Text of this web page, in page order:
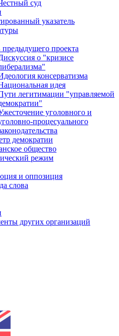
суд
указатель
проекта
о "кризисе
консерватизма
идея
легитимации "управляемой
уголовного и
процесуального
демократии
общество
режим
и оппозиция
слова
других организаций